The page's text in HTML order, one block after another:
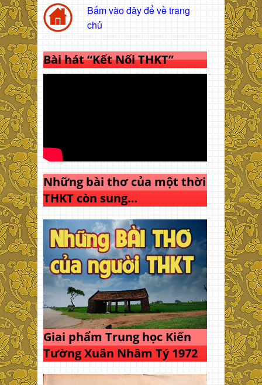
Bấm vào đây để về trang
chủ
Bài hát “Kết Nối THKT”
Những bài thơ của một thời
THKT còn sung…
Giai phẩm Trung học Kiến
Tường Xuân Nhâm Tý 1972